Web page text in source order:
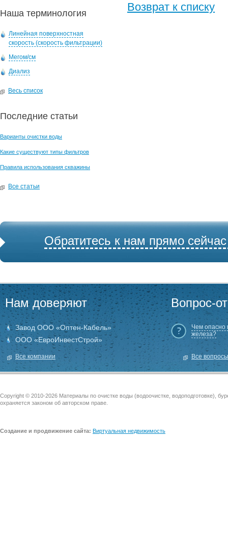
Наша терминология
Линейная поверхностная
скорость (скорость фильтрации)
Мегом/см
Диализ
Весь список
Последние статьи
Варианты очистки воды
Какие существуют типы фильтров
Правила использования скважины
Все статьи
Возврат к списку
Обратитесь к нам прямо
Нам доверяют
Завод ООО «Оптен-Кабель»
ООО «ЕвроИнвестСтрой»
Все компании
Вопрос-
Чем опасно
железа?
Все вопросы
Copyright © 2010-2026 Материалы по очистке воды (водоочистке, водоподготовке),
охраняется законом об авторском праве.
Создание и продвижение сайта: Виртуальная недвижимость